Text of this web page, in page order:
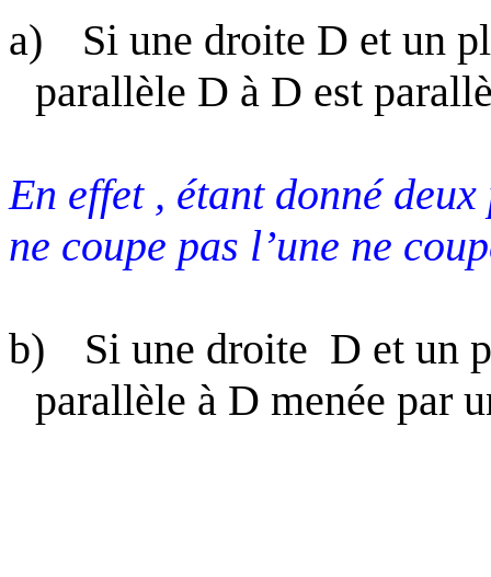
a)
Si une droite D et un
parallèle D à D est
En effet , étant donné
ne coupe pas l’une ne
b) Si une droite D et un
parallèle à D menée par